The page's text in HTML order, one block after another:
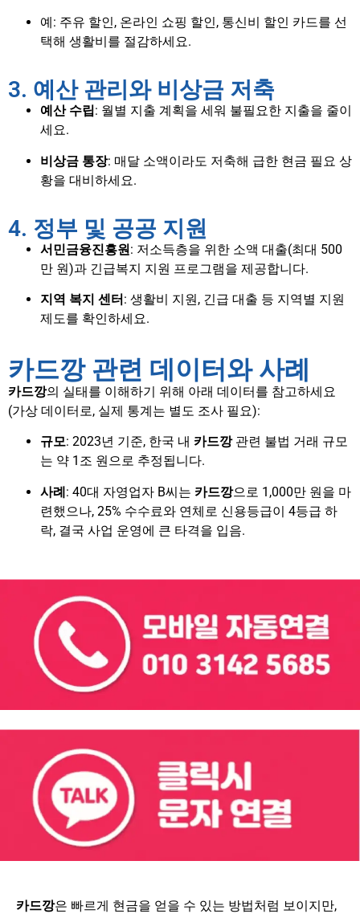
예: 주유 할인, 온라인 쇼핑 할인, 통신비 할인 카드를 선
택해 생활비를 절감하세요.
3. 예산 관리와 비상금 저축
예산 수립: 월별 지출 계획을 세워 불필요한 지출을 줄이
세요.
비상금 통장: 매달 소액이라도 저축해 급한 현금 필요 상
황을 대비하세요.
4. 정부 및 공공 지원
서민금융진흥원: 저소득층을 위한 소액 대출(최대 500
만 원)과 긴급복지 지원 프로그램을 제공합니다.
지역 복지 센터 : 생활비 지원, 긴급 대출 등 지역별 지원
제도를 확인하세요.
카드깡 관련 데이터와 사례
카드깡의 실태를 이해하기 위해 아래 데이터를 참고하세요
(가상 데이터로, 실제 통계는 별도 조사 필요):
규모: 2023년 기준, 한국 내 카드깡관련 불법 거래 규모
는 약 1조 원으로 추정됩니다.
사례: 40대 자영업자 B씨는 카드깡으로 1,000만 원을 마
련했으나, 25% 수수료와 연체로 신용등급이 4등급 하
락, 결국 사업 운영에 큰 타격을 입음.
카드깡은 빠르게 현금을 얻을 수 있는 방법처럼 보이지만,